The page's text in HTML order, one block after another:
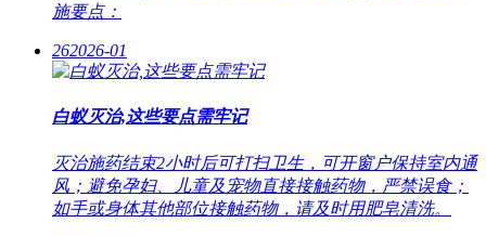
施要点：
262026-01
白蚁灭治,这些要点需牢记
灭治施药结束2小时后可打扫卫生，可开窗户保持室内通
风；避免孕妇、儿童及宠物直接接触药物，严禁误食；
如手或身体其他部位接触药物，请及时用肥皂清洗。